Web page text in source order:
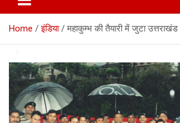
News, Uttarakhand
Hindi
Home इंडिया महाकुम्भ की तैयारी में जुटा